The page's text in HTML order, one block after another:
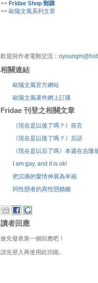
>> Fridae Shop 郵購
>> 歐陽文風系列文章
歡迎與作者電郵交流：
相關連結
歐陽文風官方網站
歐陽文風著作網上訂購
Fridae 刊登之相關文章
《現在是以後了嗎？》前言
《現在是以後了嗎？》后語
《現在是以后了嗎》本週在吉隆
I am gay, and it is ok!
把沉痛的愛情伸展為幸福
同性戀者的異性戀婚姻
讀者回應
搶先發表第一個回應吧！
請先登入再使用此功能。